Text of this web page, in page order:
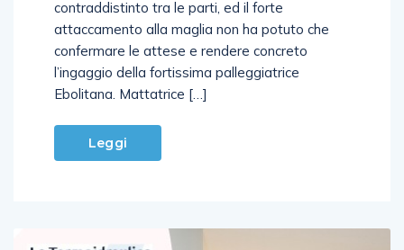
attaccamento alla maglia non ha potuto che
confermare le attese e rendere concreto
l’ingaggio della fortissima palleggiatrice
Ebolitana. Mattatrice […]
Leggi